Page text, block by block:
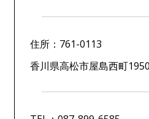
住所：761-0113
香川県高松市屋島西町